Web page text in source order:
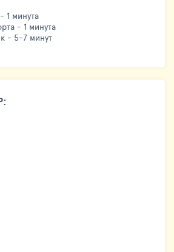
1 минута
- 1 минута
- 5-7 минут